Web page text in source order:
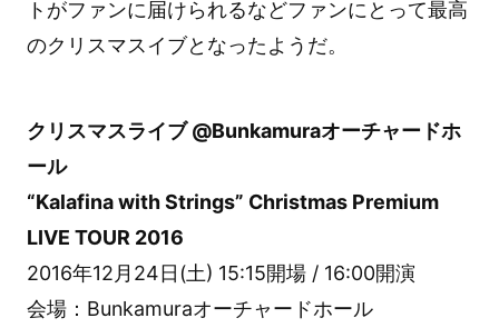
トがファンに届けられるなどファンにとって最高
のクリスマスイブとなったようだ。
クリスマスライブ @Bunkamuraオーチャードホ
ール
“Kalafina with Strings” Christmas Premium
LIVE TOUR 2016
2016年12月24日(土) 15:15開場 / 16:00開演
会場：Bunkamuraオーチャードホール